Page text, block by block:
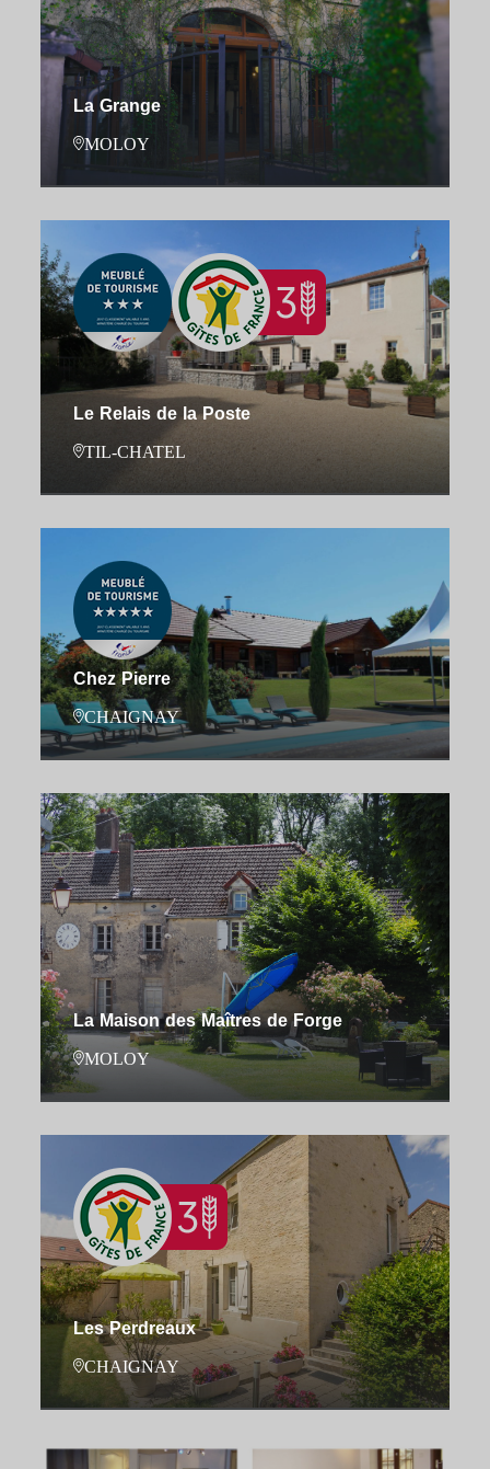
La Grange
MOLOY
Le Relais de la Poste
TIL-CHATEL
Chez Pierre
CHAIGNAY
La Maison des Maîtres de Forge
MOLOY
Les Perdreaux
CHAIGNAY